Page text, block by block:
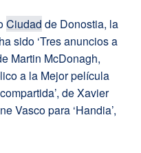
Ciudad de Donostia, la
sido ‘Tres anuncios a
Martin McDonagh,
a la Mejor película
de Xavier
Vasco para ‘Handia’,